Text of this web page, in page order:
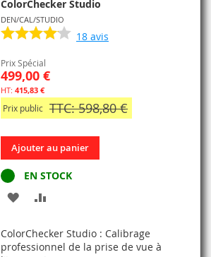
ColorChecker Studio
DEN/CAL/STUDIO
18 avis
Prix Spécial
499,00 €
415,83 €
Prix public TTC: 598,80 €
Ajouter au panier
EN STOCK
AJOUTER
MA
COMPARATEUR
ColorChecker Studio : Calibrage
professionnel de la prise de vue à